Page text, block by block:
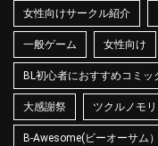
女性向けサークル紹介
一般ゲーム 女性向け
BL初心者におすすめコミッ
大感謝祭 ツクルノモリ
B-Awesome(ビーオーサム